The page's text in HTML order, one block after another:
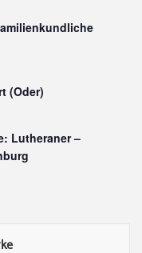
(Oder)
Lutheraner –